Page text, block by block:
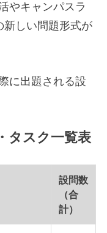
やキャンパスラ
新しい問題形式が
に出題される設
タスク一覧表
設問数
（合
計）